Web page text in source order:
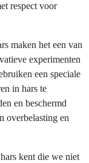
respect voor
maken het een van
experimenten
een speciale
in hars te
en beschermd
overbelasting en
kent die we niet